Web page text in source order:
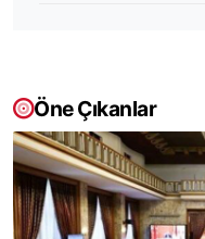
Öne Çıkanlar